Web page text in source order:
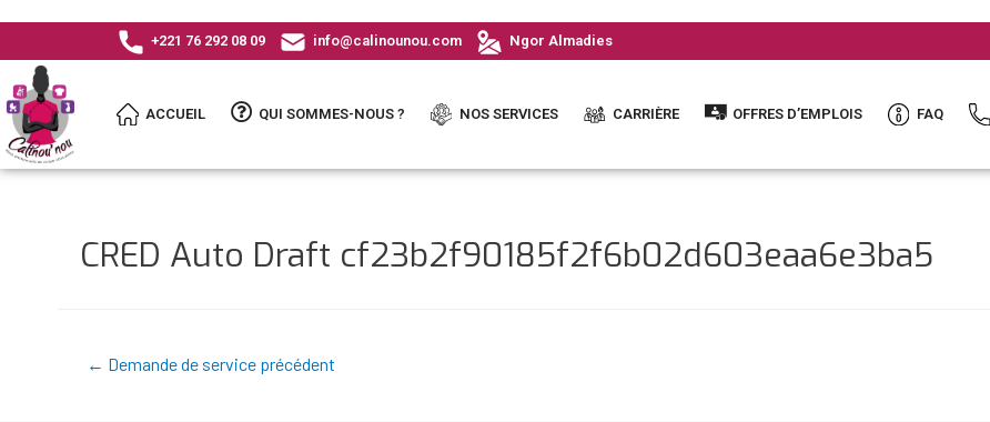
+221 76 292 08 09 info@calinounou.com Ngor Almadies
ACCUEIL QUI SOMMES-NOUS ? NOS SERVICES CARRIÈRE OFFRES D’EMPLOIS FAQ
CRED Auto Draft cf23b2f90185f2f6b02d603eaa6e3ba5
← Demande de service précédent